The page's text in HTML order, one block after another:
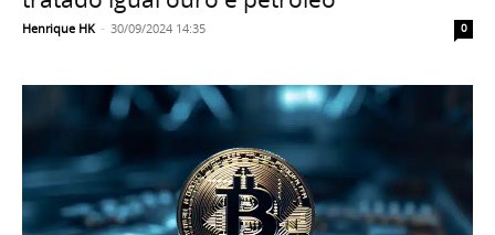
Henrique HK - 30/09/2024 14:35 0